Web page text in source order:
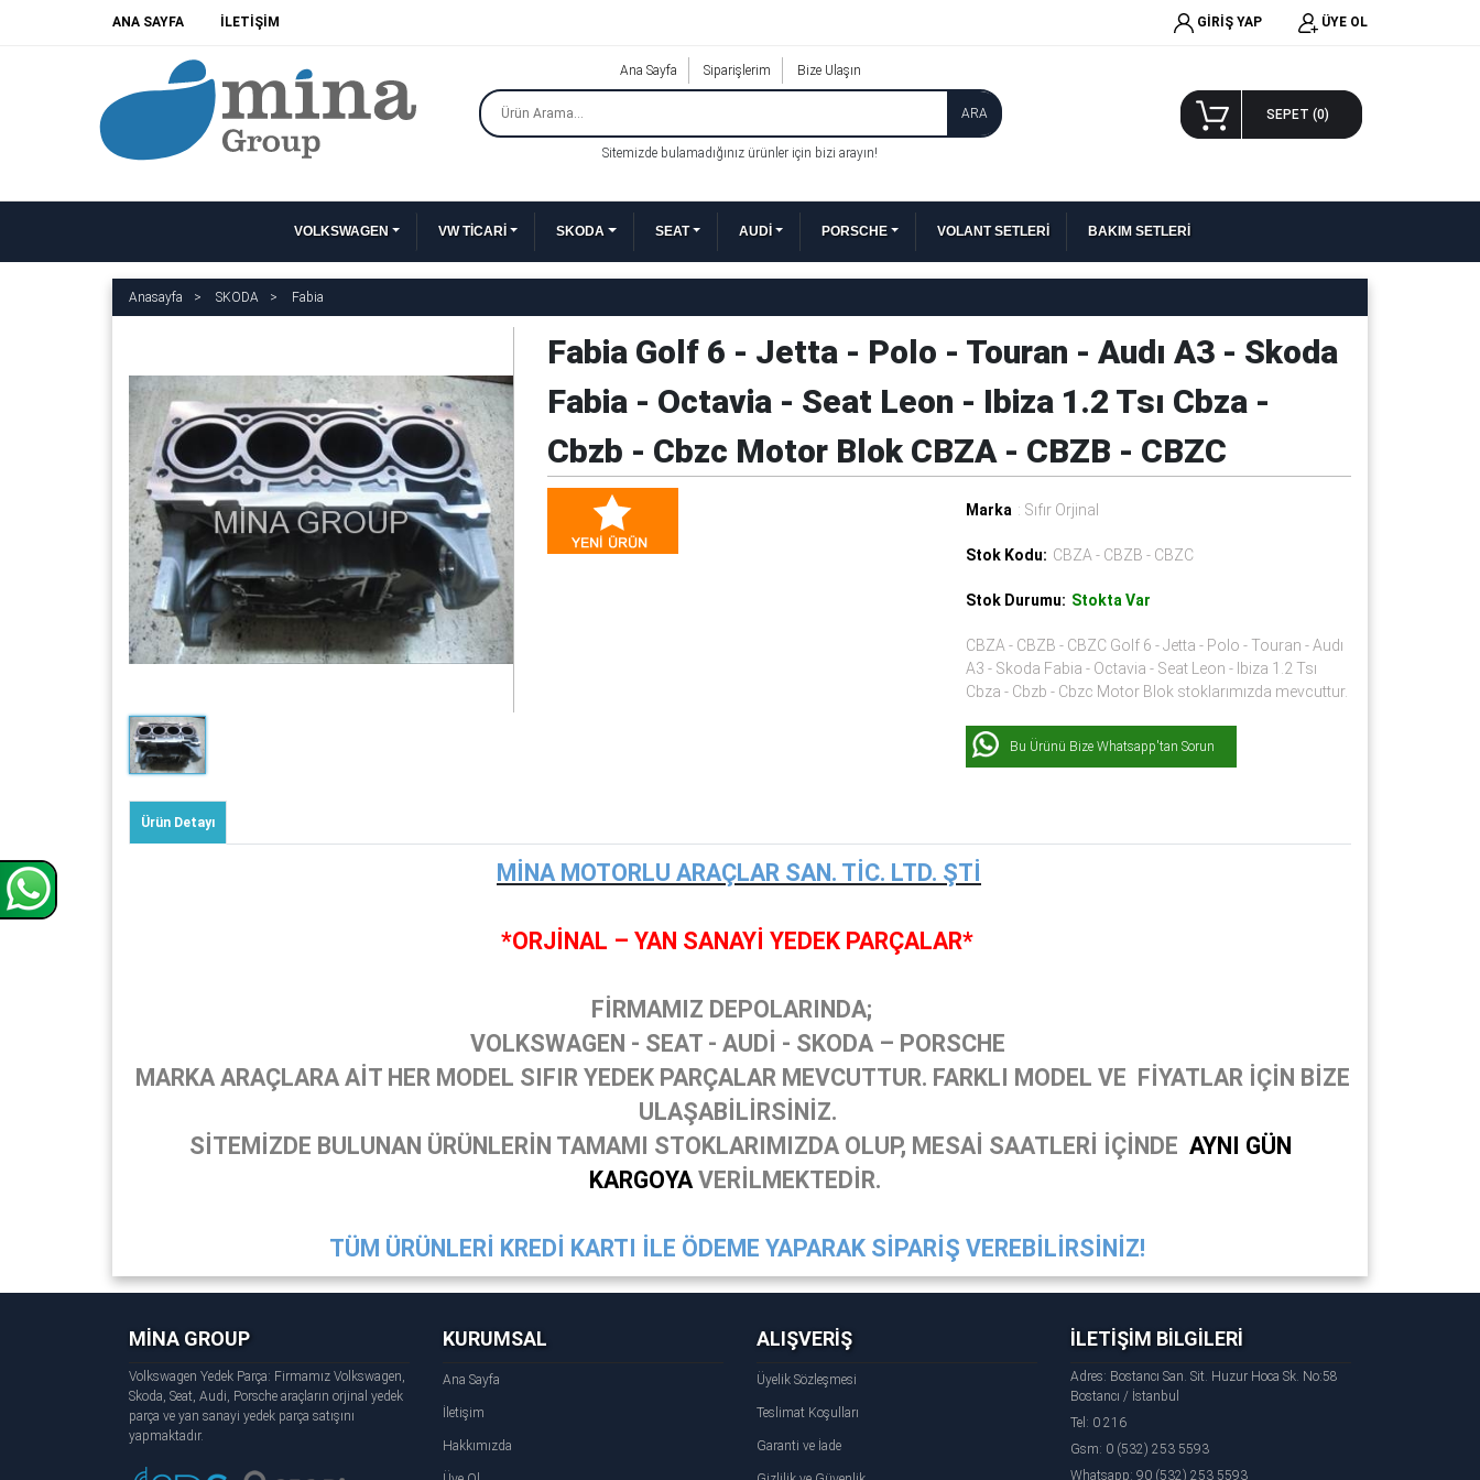
ANA SAYFA İLETİŞİM GİRİŞ YAP ÜYE OL
Ana Sayfa Siparişlerim Bize Ulaşın
ARA
Sitemizde bulamadığınız ürünler için bizi arayın!
SEPET (0)
VOLKSWAGEN VW TİCARİ SKODA SEAT AUDİ PORSCHE VOLANT SETLERİ BAKIM SETLERİ
Anasayfa SKODA Fabia
Fabia Golf 6 - Jetta - Polo - Touran - Audı A3 - Skoda
Fabia - Octavia - Seat Leon - Ibiza 1.2 Tsı Cbza -
Cbzb - Cbzc Motor Blok CBZA - CBZB - CBZC
Marka : Sıfır Orjinal
Stok Kodu: CBZA - CBZB - CBZC
Stok Durumu: Stokta Var
CBZA - CBZB - CBZC Golf 6 - Jetta - Polo - Touran - Audı
A3 - Skoda Fabia - Octavia - Seat Leon - Ibiza 1.2 Tsı
Cbza - Cbzb - Cbzc Motor Blok stoklarımızda mevcuttur.
Bu Ürünü Bize Whatsapp'tan Sorun
Ürün Detayı
MİNA MOTORLU ARAÇLAR SAN. TİC. LTD. ŞTİ
*ORJİNAL – YAN SANAYİ YEDEK PARÇALAR*
FİRMAMIZ DEPOLARINDA;
VOLKSWAGEN - SEAT - AUDİ - SKODA – PORSCHE
MARKA ARAÇLARA AİT HER MODEL SIFIR YEDEK PARÇALAR MEVCUTTUR. FARKLI MODEL VE FİYATLAR İÇİN BİZE
ULAŞABİLİRSİNİZ.
SİTEMİZDE BULUNAN ÜRÜNLERİN TAMAMI STOKLARIMIZDA OLUP, MESAİ SAATLERİ İÇİNDE AYNI GÜN
KARGOYA VERİLMEKTEDİR.
TÜM ÜRÜNLERİ KREDİ KARTI İLE ÖDEME YAPARAK SİPARİŞ VEREBİLİRSİNİZ!
MİNA GROUP
Volkswagen Yedek Parça: Firmamız Volkswagen,
Skoda, Seat, Audi, Porsche araçların orjinal yedek
parça ve yan sanayi yedek parça satışını
yapmaktadır.
KURUMSAL
Ana Sayfa
İletişim
Hakkımızda
ALIŞVERİŞ
Üyelik Sözleşmesi
Teslimat Koşulları
Garanti ve İade
İLETİŞİM BİLGİLERİ
Adres: Bostancı San. Sit. Huzur Hoca Sk. No:58
Bostancı / İstanbul
Tel: 0 216
Gsm: 0 (532) 253 5593
Whatsapp: 90 (532) 253 5593